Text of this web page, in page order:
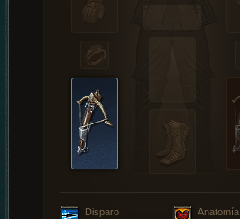
Disparo
Anatomía